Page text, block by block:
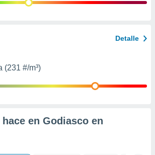
Detalle
(231 #/m³)
en Godiasco en